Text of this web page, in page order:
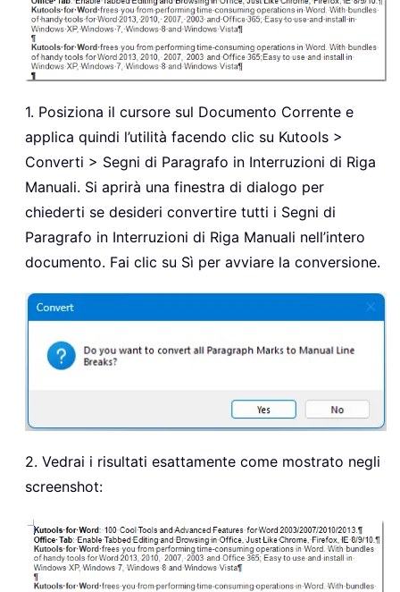
1. Posiziona il cursore sul Documento Corrente e
applica quindi l’utilità facendo clic su Kutools >
Converti > Segni di Paragrafo in Interruzioni di Riga
Manuali. Si aprirà una finestra di dialogo per
chiederti se desideri convertire tutti i Segni di
Paragrafo in Interruzioni di Riga Manuali nell’intero
documento. Fai clic su Sì per avviare la conversione.
2. Vedrai i risultati esattamente come mostrato negli
screenshot: